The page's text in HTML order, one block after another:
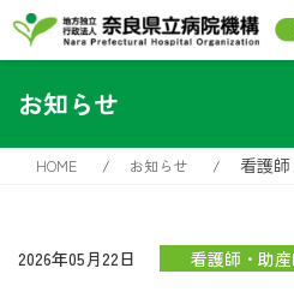
お知らせ
HOME お知らせ 看護
2026年05月22日 看護師・助